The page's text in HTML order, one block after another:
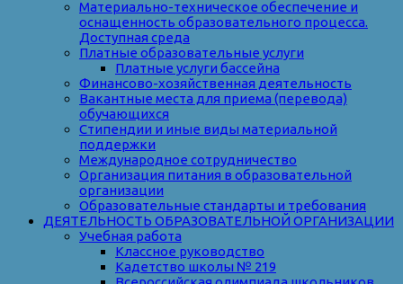
Материально-техническое обеспечение и
оснащенность образовательного процесса.
Доступная среда
Платные образовательные услуги
Платные услуги бассейна
Финансово-хозяйственная деятельность
Вакантные места для приема (перевода)
обучающихся
Стипендии и иные виды материальной
поддержки
Международное сотрудничество
Организация питания в образовательной
организации
Образовательные стандарты и требования
ДЕЯТЕЛЬНОСТЬ ОБРАЗОВАТЕЛЬНОЙ ОРГАНИЗАЦИИ
Учебная работа
Классное руководство
Кадетство школы № 219